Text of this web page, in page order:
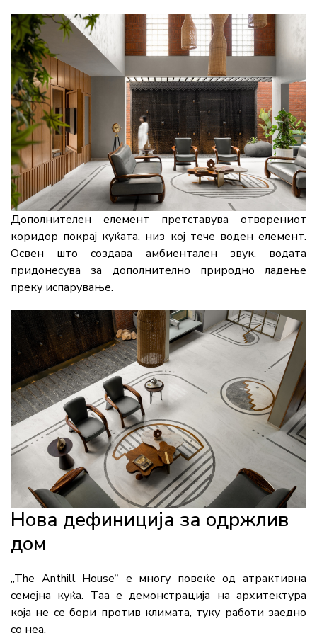
Дополнителен елемент претставува отворениот
коридор покрај куќата, низ кој тече воден елемент.
Освен што создава амбиентален звук, водата
придонесува за дополнително природно ладење
преку испарување.
Нова дефиниција за одржлив
дом
„The Anthill House“ е многу повеќе од атрактивна
семејна куќа. Таа е демонстрација на архитектура
која не се бори против климата, туку работи заедно
со неа.